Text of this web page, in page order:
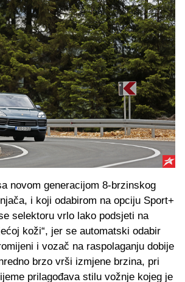
novom generacijom 8-brzinskog
i koji odabirom na opciju Sport+
selektoru vrlo lako podsjeti na
koži“, jer se automatski odabir
i vozač na raspolaganju dobije
brzo vrši izmjene brzina, pri
prilagođava stilu vožnje kojeg je